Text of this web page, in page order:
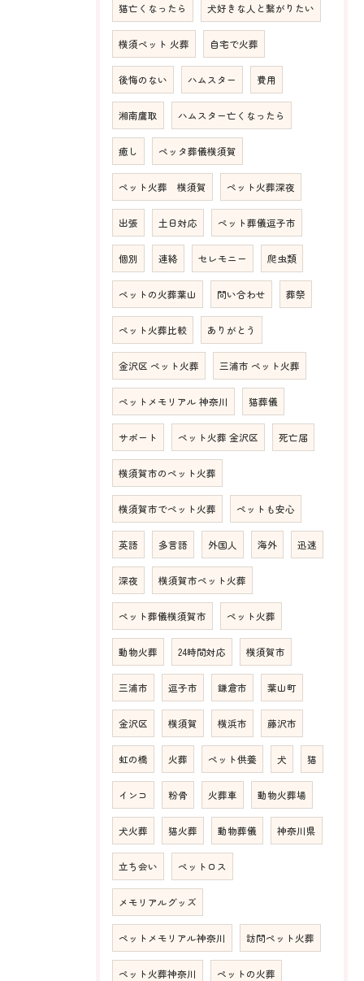
猫亡くなったら 犬好きな人と繋がりたい
横須ペット 火葬 自宅で火葬
後悔のない ハムスター 費用
湘南鷹取 ハムスター亡くなったら
癒し ペッタ葬儀横須賀
ペット火葬 横須賀 ペット火葬深夜
出張 土日対応 ペット葬儀逗子市
個別 連絡 セレモニー 爬虫類
ペットの火葬葉山 問い合わせ 葬祭
ペット火葬比較 ありがとう
金沢区 ペット火葬 三浦市 ペット火葬
ペットメモリアル 神奈川 猫葬儀
サポート ペット火葬 金沢区 死亡届
横須賀市のペット火葬
横須賀市でペット火葬 ペットも安心
英語 多言語 外国人 海外 迅速
深夜 横須賀市ペット火葬
ペット葬儀横須賀市 ペット火葬
動物火葬 24時間対応 横須賀市
三浦市 逗子市 鎌倉市 葉山町
金沢区 横須賀 横浜市 藤沢市
虹の橋 火葬 ペット供養 犬 猫
インコ 粉骨 火葬車 動物火葬場
犬火葬 猫火葬 動物葬儀 神奈川県
立ち会い ペットロス
メモリアルグッズ
ペットメモリアル神奈川 訪問ペット火葬
ペット火葬神奈川 ペットの火葬